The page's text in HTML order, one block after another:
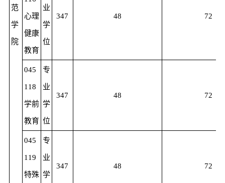
范
学
院
心理
健康
教育
业
学
位
347 48 72
045
118
学前
教育
专
业
学
位
347 48 72
045
119
特殊
专
业
学
347 48 72